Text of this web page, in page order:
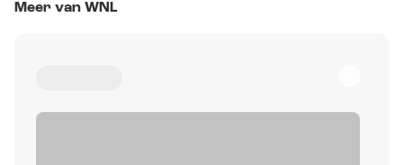
Meer van WNL